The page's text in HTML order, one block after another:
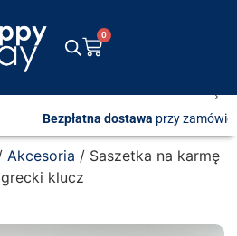
0
przy zamówieniach od 600 zł
Akcesoria / Saszetka na karmę
klucz